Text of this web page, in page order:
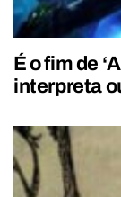
É o fim de
interpreta